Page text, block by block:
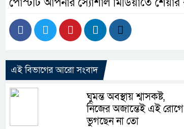
এই বিভাগের আরো সংবাদ
ঘুমন্ত অবস্থায় শ্বাসকষ্ট,
নিজের অজান্তেই এই রোগে
ভুগছেন না তো